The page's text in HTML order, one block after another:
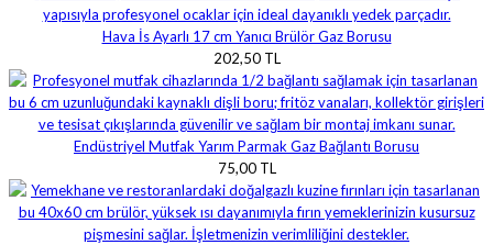
Hava İs Ayarlı 17 cm Yanıcı Brülör Gaz Borusu
202,50 TL
Endüstriyel Mutfak Yarım Parmak Gaz Bağlantı Borusu
75,00 TL